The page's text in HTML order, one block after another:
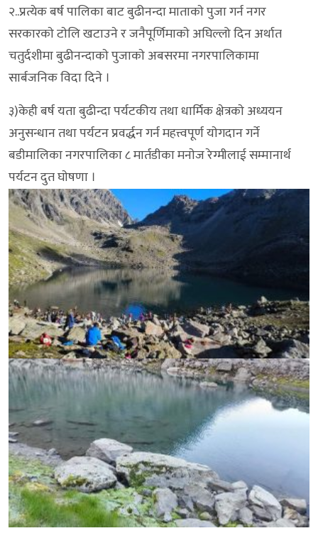
२..प्रत्येक बर्ष पालिका बाट बुढीनन्दा माताकाे पुजा गर्न नगर
सरकारकाे टाेलि खटाउने र जनैपूर्णिमाकाे अघिल्लो दिन अर्थात
चतुर्दशीमा बुढीनन्दाकाे पुजाकाे अबसरमा नगरपालिकामा
सार्बजनिक विदा दिने ।
३)केही बर्ष यता बुढीन्दा पर्यटकीय तथा धार्मिक क्षेत्रकाे अध्ययन
अनुसन्धान तथा पर्यटन प्रवर्द्धन गर्न महत्त्वपूर्ण याेगदान गर्ने
बडीमालिका नगरपालिका ८ मार्तडीका मनाेज रेग्मीलाई सम्मानार्थ
पर्यटन दुत घाेषणा ।